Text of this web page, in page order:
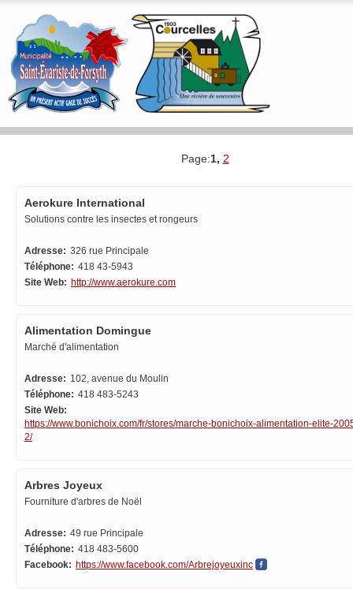
RÉPERTOIRE DES ENTREPRISES
1, 2
Aerokure International
Solutions contre les insectes et rongeurs
Adresse: 326 rue Principale
Téléphone: 418 43-5943
Site Web: http://www.aerokure.com
Alimentation Domingue
Marché d'alimentation
Adresse: 102, avenue du Moulin
Téléphone: 418 483-5243
Site Web:
https://www.bonichoix.com/fr/stores/marche-bonichoix-alimentation-elite-
2/
Arbres Joyeux
Fourniture d'arbres de Noël
Adresse: 49 rue Principale
Téléphone: 418 483-5600
Facebook: https://www.facebook.com/Arbrejoyeuxinc